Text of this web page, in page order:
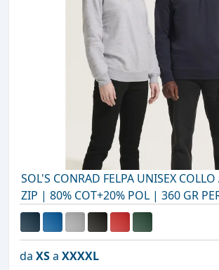
SOL'S CONRAD FELPA UNISEX
ZIP | 80% COT+20% POL | 360 GR
CON STAMPA O RICAMO
da XSa XXXXL